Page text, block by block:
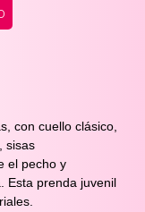
con cuello clásico,
sisas
el pecho y
Esta prenda juvenil